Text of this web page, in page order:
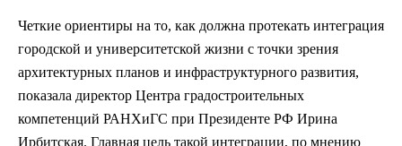
Четкие ориентиры на то, как должна протекать интеграция
городской и университетской жизни с точки зрения
архитектурных планов и инфраструктурного развития,
показала директор Центра градостроительных
компетенций РАНХиГС при Президенте РФ Ирина
Ирбитская. Главная цель такой интеграции, по мнению